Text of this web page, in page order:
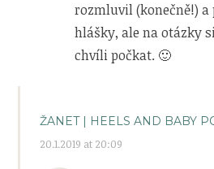
rozmluvil (konečně!) a
hlášky, ale na otázky
chvíli počkat. 🙂
ŽANET | HEELS AND BABY
20.1.2019 at 20:09